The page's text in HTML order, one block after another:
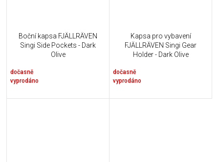
Boční kapsa FJÄLLRÄVEN
Singi Side Pockets - Dark
Olive
dočasně
vyprodáno
Kapsa pro vybavení
FJÄLLRÄVEN Singi Gear
Holder - Dark Olive
dočasně
vyprodáno